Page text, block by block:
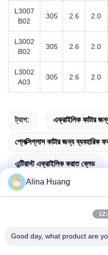
L3007
B02
305 2.6 2.0
L3002
B02
305 2.6 2.0
L3002
A03
305 2.6 2.0
ট্যাগ: এক্রাইলিক কাটার
প্লেক্সিগ্লাস কাটার জন্য ব্যবহারিক
এন্টিরাস্ট এক্রাইলিক করাত ব্লেড
Alina Huang
Good day, what product are